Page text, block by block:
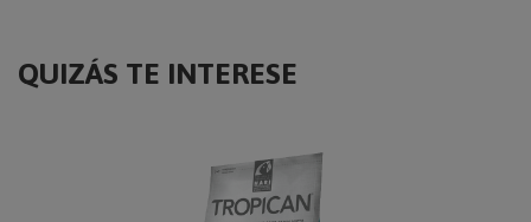
QUIZÁS TE INTERESE